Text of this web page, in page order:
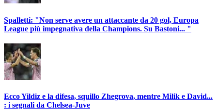
Spalletti: "Non serve avere un attaccante da 20 gol, Europa
League più impegnativa della Champions. Su Bastoni... "
Ecco Yildiz e la difesa, squillo Zhegrova, mentre Milik e David...
: i segnali da Chelsea-Juve